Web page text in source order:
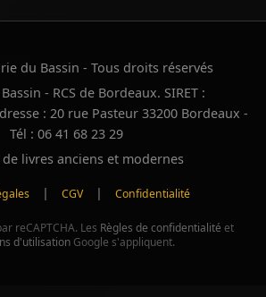
du Bassin - Tous droits réservés
- RCS de Bordeaux. SIRET :
: 20 rue Pasteur 33200 Bordeaux -
Tél : 06 41 68 23 29
livres anciens et modernes
| CGV | Confidentialité
reCAPTCHA. Les Règles de confidentialité et
d'utilisationGoogle s'appliquent.